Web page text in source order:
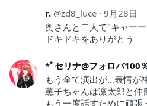
r. zd8_luce 9月28日
奥さんと二人で"キャー
ドキドキをありがとう
*ﾟセリナ@フォロバ100
もう全て演出が…表情が
薫子ちゃんは凛太郎と仲
もう一度話すために頑張